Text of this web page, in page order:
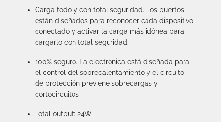
Carga todo y con total seguridad. Los puertos
están diseñados para reconocer cada dispositivo
conectado y activar la carga más idónea para
cargarlo con total seguridad.
100% seguro. La electrónica está diseñada para
el control del sobrecalentamiento y el circuito
de protección previene sobrecargas y
cortocircuitos
Total output: 24W